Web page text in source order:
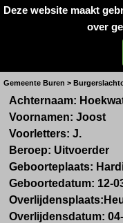
Deze website maakt
over
Gemeente Buren >
Achternaam:
Voornamen: Joost
Voorletters: J.
Beroep: Uitvoerder
Geboorteplaats:
Geboortedatum: 12-
Overlijdensplaats:
Overlijdensdatum: